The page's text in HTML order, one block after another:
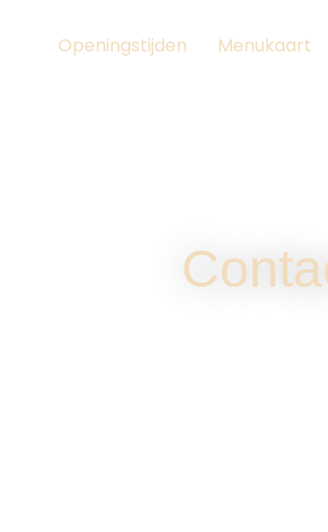
Openingstijden Menukaart